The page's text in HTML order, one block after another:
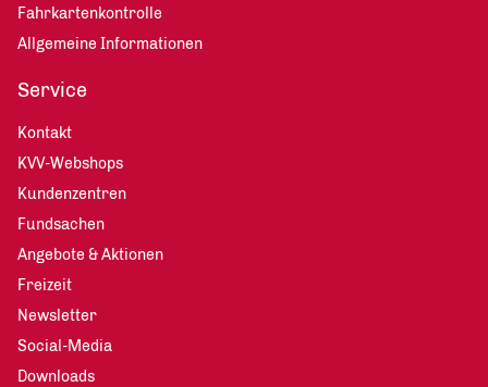
Fahrkartenkontrolle
Allgemeine Informationen
Service
Kontakt
KVV-Webshops
Kundenzentren
Fundsachen
Angebote & Aktionen
Freizeit
Newsletter
Social-Media
Downloads